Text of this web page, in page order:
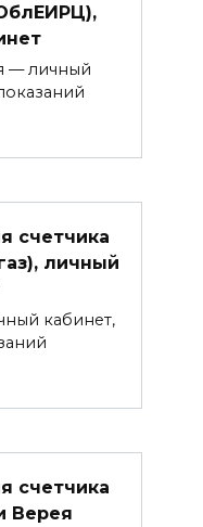
— личный
счетчика
личный
кабинет,
счетчика
Верея